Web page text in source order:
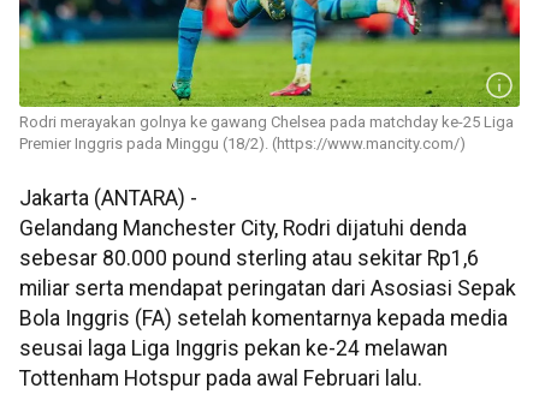
Rodri merayakan golnya ke gawang Chelsea pada matchday ke-25 Liga
Premier Inggris pada Minggu (18/2). (https://www.mancity.com/)
Jakarta (ANTARA) -
Gelandang Manchester City, Rodri dijatuhi denda
sebesar 80.000 pound sterling atau sekitar Rp1,6
miliar serta mendapat peringatan dari Asosiasi Sepak
Bola Inggris (FA) setelah komentarnya kepada media
seusai laga Liga Inggris pekan ke-24 melawan
Tottenham Hotspur pada awal Februari lalu.